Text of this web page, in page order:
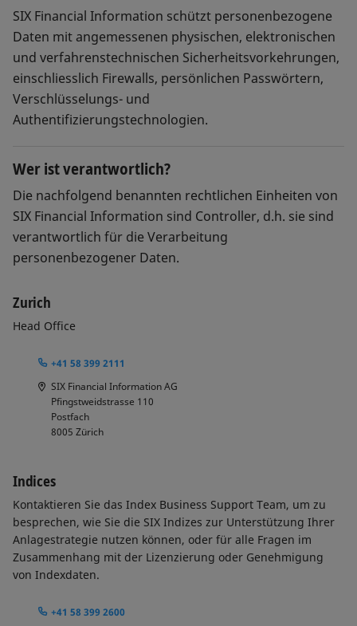
SIX Financial Information schützt personenbezogene
Daten mit angemessenen physischen, elektronischen
und verfahrenstechnischen Sicherheitsvorkehrungen,
einschliesslich Firewalls, persönlichen Passwörtern,
Verschlüsselungs- und
Authentifizierungstechnologien.
Wer ist verantwortlich?
Die nachfolgend benannten rechtlichen Einheiten von
SIX Financial Information sind Controller, d.h. sie sind
verantwortlich für die Verarbeitung
personenbezogener Daten.
Zurich
Head Office
+41 58 399 2111
SIX Financial Information AG
Pfingstweidstrasse 110
Postfach
8005 Zürich
Indices
Kontaktieren Sie das Index Business Support Team, um zu
besprechen, wie Sie die SIX Indizes zur Unterstützung Ihrer
Anlagestrategie nutzen können, oder für alle Fragen im
Zusammenhang mit der Lizenzierung oder Genehmigung
von Indexdaten.
+41 58 399 2600